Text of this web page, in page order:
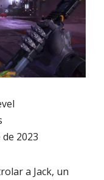
2023
a Jack, un